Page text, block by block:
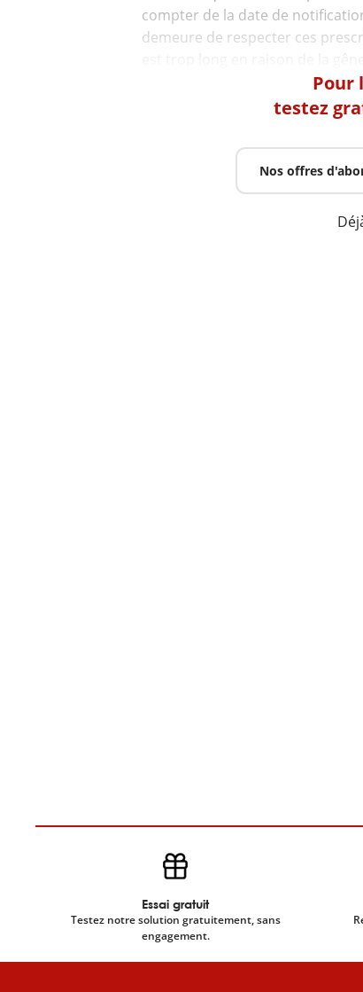
compter de la date de
demeure de respecter ces
Pour
testez
Nos offres
Essai gratuit
Testez notre solution gratuitement, sans
engagement.